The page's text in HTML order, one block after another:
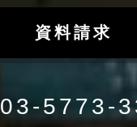
資料請求
03-5773-